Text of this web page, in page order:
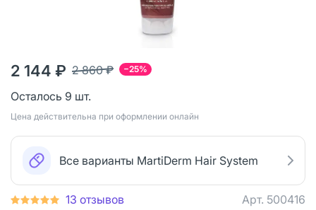
−25%
2 860 ₽
2 144 ₽
Осталось 9 шт.
Цена действительна при оформлении онлайн
Все варианты MartiDerm Hair System
13 отзывов Арт. 500416